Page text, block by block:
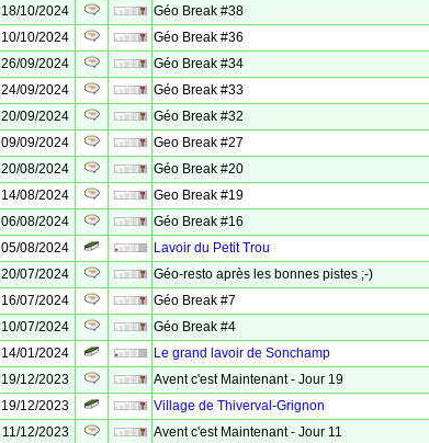
18/10/2024
Géo Break #38
10/10/2024
Géo Break #36
26/09/2024
Géo Break #34
24/09/2024
Géo Break #33
20/09/2024
Géo Break #32
09/09/2024
Geo Break #27
20/08/2024
Géo Break #20
14/08/2024
Geo Break #19
06/08/2024
Géo Break #16
05/08/2024
Lavoir du Petit Trou
20/07/2024
Géo-resto après les bonnes pistes ;-)
16/07/2024
Géo Break #7
10/07/2024
Géo Break #4
14/01/2024
Le grand lavoir de Sonchamp
19/12/2023
Avent c'est Maintenant - Jour 19
19/12/2023
Village de Thiverval-Grignon
11/12/2023
Avent c'est Maintenant - Jour 11